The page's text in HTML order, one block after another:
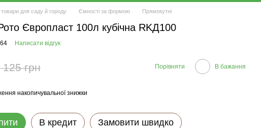
товари для саду й городу Ємності за формою Прямокутні
Європласт 100л кубічна RKД100
Написати відгук
125 грн Порівняти В бажання
накопичувальної знижки
В кредит Замовити швидко